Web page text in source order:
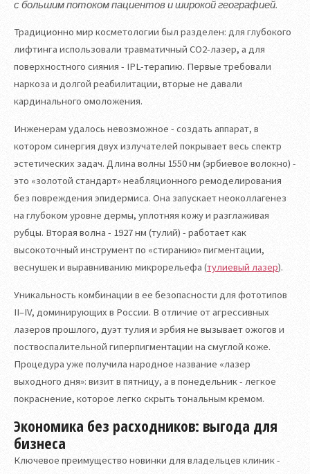
с большим потоком пациентов и широкой географией.
Традиционно мир косметологии был разделен: для глубокого
лифтинга использовали травматичный СО2-лазер, а для
поверхностного сияния - IPL-терапию. Первые требовали
наркоза и долгой реабилитации, вторые не давали
кардинального омоложения.
Инженерам удалось невозможное - создать аппарат, в
котором синергия двух излучателей покрывает весь спектр
эстетических задач. Длина волны 1550 нм (эрбиевое волокно) -
это «золотой стандарт» неабляционного ремоделирования
без повреждения эпидермиса. Она запускает неоколлагенез
на глубоком уровне дермы, уплотняя кожу и разглаживая
рубцы. Вторая волна - 1927 нм (тулий) - работает как
высокоточный инструмент по «стиранию» пигментации,
веснушек и выравниванию микрорельефа (тулиевый лазер).
Уникальность комбинации в ее безопасности для фототипов
II–IV, доминирующих в России. В отличие от агрессивных
лазеров прошлого, дуэт тулия и эрбия не вызывает ожогов и
поствоспалительной гиперпигментации на смуглой коже.
Процедура уже получила народное название «лазер
выходного дня»: визит в пятницу, а в понедельник - легкое
покраснение, которое легко скрыть тональным кремом.
Экономика без расходников: выгода для
бизнеса
Ключевое преимущество новинки для владельцев клиник -